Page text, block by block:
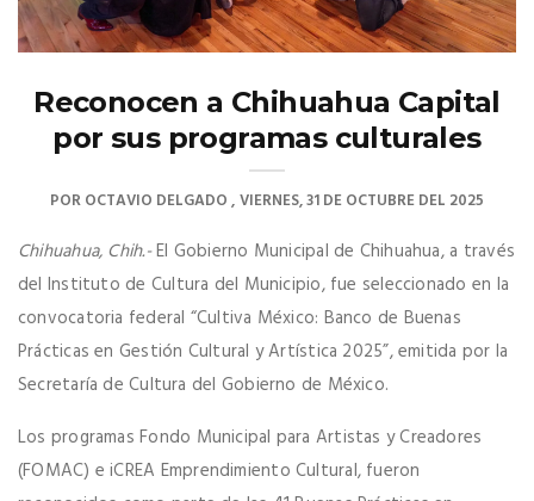
Reconocen a Chihuahua Capital
por sus programas culturales
POROCTAVIO DELGADO VIERNES, 31 DE OCTUBRE DEL 2025
Chihuahua, Chih.-El Gobierno Municipal de Chihuahua, a través
del Instituto de Cultura del Municipio, fue seleccionado en la
convocatoria federal “Cultiva México: Banco de Buenas
Prácticas en Gestión Cultural y Artística 2025”, emitida por la
Secretaría de Cultura del Gobierno de México.
Los programas Fondo Municipal para Artistas y Creadores
(FOMAC) e iCREA Emprendimiento Cultural, fueron